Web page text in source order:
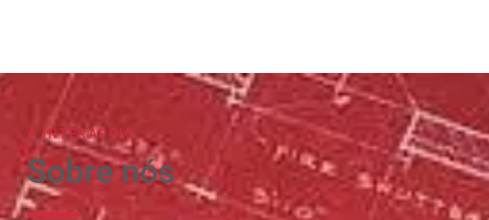
A INTERAPOIO
Sobre nós